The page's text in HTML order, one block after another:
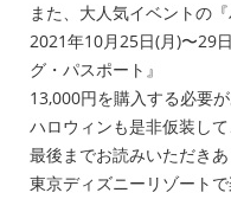
また、大人気イベントの
2021年10月25日(月)〜29
グ・パスポート』
13,000円を購入する必要が
ハロウィンも是非仮装し
最後までお読みいただき
東京ディズニーリゾート